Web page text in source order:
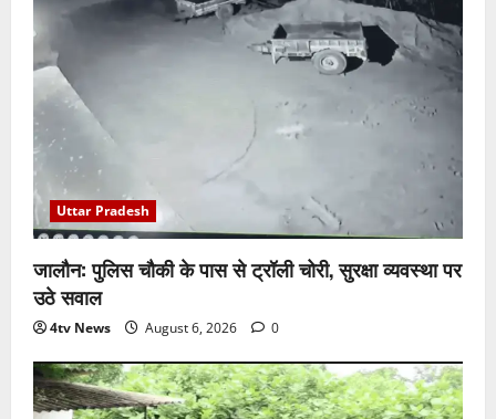
Uttar Pradesh
जालौन: पुलिस चौकी के पास से ट्रॉली चोरी, सुरक्षा व्यवस्था पर
उठे सवाल
4tv News August 6, 2026 0